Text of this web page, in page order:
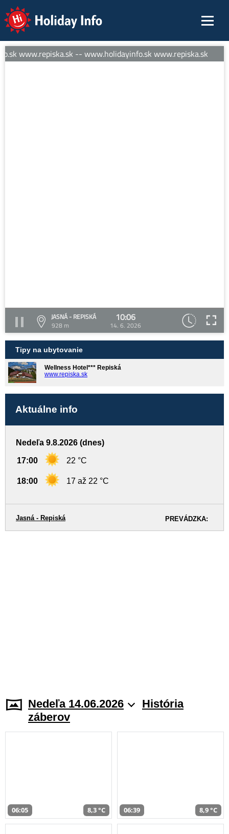
Holiday Info
www.repiska.sk -- www.holidayinfo.sk www.repiska.sk
JASNÁ - REPISKÁ
928 m
10:06
14. 6. 2026
Tipy na ubytovanie
Wellness Hotel*** Repiská
www.repiska.sk
Aktuálne info
Nedeľa 9.8.2026 (dnes)
17:00 22 °C
18:00 17 až 22 °C
PREVÁDZKA:
Jasná - Repiská
Nedeľa 14.06.2026
História
záberov
06:05 8,3 °C 06:39 8,9 °C